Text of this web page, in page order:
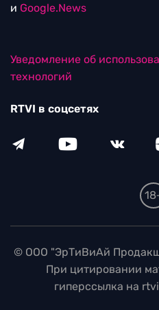
и Google.News
Уведомление об
технологий
RTVI в соцсетях
© ООО "ЭрТиВиАй
При цитировании
гиперссылка на